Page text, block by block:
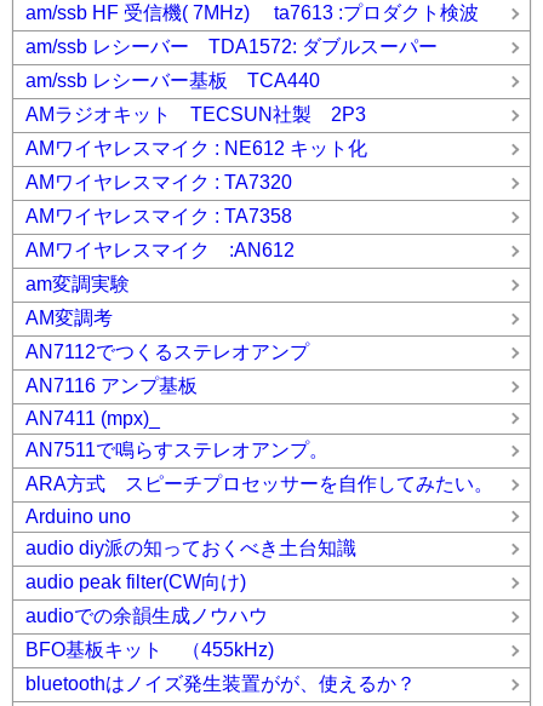
am/ssb HF 受信機( 7MHz) ta7613 :プロダクト検波
am/ssb レシーバー TDA1572: ダブルスーパー
am/ssb レシーバー基板 TCA440
AMラジオキット TECSUN社製 2P3
AMワイヤレスマイク : NE612 キット化
AMワイヤレスマイク : TA7320
AMワイヤレスマイク : TA7358
AMワイヤレスマイク :AN612
am変調実験
AM変調考
AN7112でつくるステレオアンプ
AN7116 アンプ基板
AN7411 (mpx)_
AN7511で鳴らすステレオアンプ。
ARA方式 スピーチプロセッサーを自作してみたい。
Arduino uno
audio diy派の知っておくべき土台知識
audio peak filter(CW向け)
audioでの余韻生成ノウハウ
BFO基板キット （455kHz)
bluetoothはノイズ発生装置がが、使えるか？